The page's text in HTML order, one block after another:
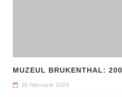
25 februarie 2026